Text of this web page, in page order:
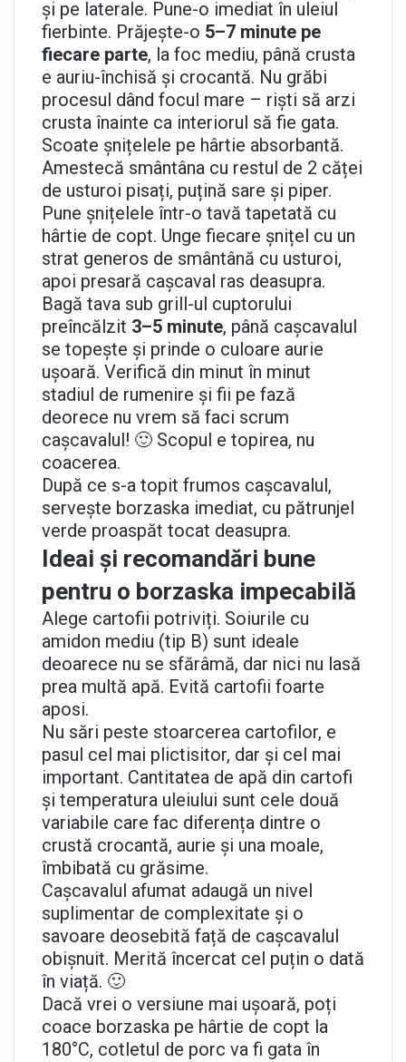
și pe laterale. Pune-o imediat în uleiul
fierbinte. Prăjește-o 5–7 minute pe
fiecare parte, la foc mediu, până crusta
e auriu-închisă și crocantă. Nu grăbi
procesul dând focul mare – riști să arzi
crusta înainte ca interiorul să fie gata.
Scoate șnițelele pe hârtie absorbantă.
Amestecă smântâna cu restul de 2 căței
de usturoi pisați, puțină sare și piper.
Pune șnițelele într-o tavă tapetată cu
hârtie de copt. Unge fiecare șnițel cu un
strat generos de smântână cu usturoi,
apoi presară cașcaval ras deasupra.
Bagă tava sub grill-ul cuptorului
preîncălzit 3–5 minute, până cașcavalul
se topește și prinde o culoare aurie
ușoară. Verifică din minut în minut
stadiul de rumenire și fii pe fază
deorece nu vrem să faci scrum
cașcavalul! 🙂 Scopul e topirea, nu
coacerea.
După ce s-a topit frumos cașcavalul,
servește borzaska imediat, cu pătrunjel
verde proaspăt tocat deasupra.
Ideai și recomandări bune
pentru o borzaska impecabilă
Alege cartofii potriviți. Soiurile cu
amidon mediu (tip B) sunt ideale
deoarece nu se sfărâmă, dar nici nu lasă
prea multă apă. Evită cartofii foarte
aposi.
Nu sări peste stoarcerea cartofilor, e
pasul cel mai plictisitor, dar și cel mai
important. Cantitatea de apă din cartofi
și temperatura uleiului sunt cele două
variabile care fac diferența dintre o
crustă crocantă, aurie și una moale,
îmbibată cu grăsime.
Cașcavalul afumat adaugă un nivel
suplimentar de complexitate și o
savoare deosebită față de cașcavalul
obișnuit. Merită încercat cel puțin o dată
în viață. 🙂
Dacă vrei o versiune mai ușoară, poți
coace borzaska pe hârtie de copt la
180°C, cotletul de porc va fi gata în